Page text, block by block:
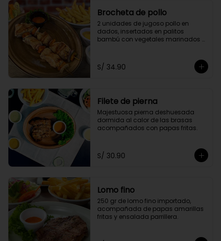
Brocheta de pollo
2 unidades de jugoso pollo en
dados, insertados en palitos
bambú con vegetales marinados
S/ 34.90
Filete de pierna
Majestuosa pierna deshuesada
dormida al calor de las brasas
acompañados con papas fritas.
S/ 30.90
Lomo fino
250 gr de lomo fino importado,
acompañada de papas amarillas
fritas y ensalada parrillera.